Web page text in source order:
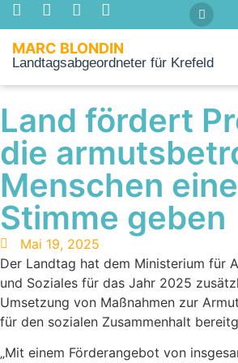
MARC BLONDIN
Landtagsabgeordneter für Krefeld
Land fördert
die
Menschen eine
Stimme geben
Mai 19, 2025
Der Landtag hat dem Ministerium für
und Soziales für das Jahr 2025
Umsetzung von Maßnahmen zur
für den sozialen Zusammenhalt
„Mit einem Förderangebot von